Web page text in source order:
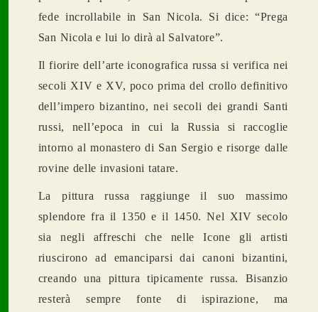
fede incrollabile in San Nicola. Si dice: “Prega
San Nicola e lui lo diràal Salvatore”.
Il fiorire dell’arte iconografica russa si verifica nei
secoli XIV e XV, poco prima del crollo definitivo
dell’impero bizantino, nei secoli dei grandi Santi
russi, nell’epoca in cui la Russia si raccoglie
intorno al monastero di San Sergio e risorge dalle
rovine delle invasioni tatare.
La pittura russa raggiunge il suo massimo
splendore fra il 1350 e il 1450. Nel XIV secolo
sia negli affreschi che nelle Icone gli artisti
riuscirono ad emanciparsi dai canoni bizantini,
creando una pittura tipicamente russa. Bisanzio
resteràsempre fonte di ispirazione, ma